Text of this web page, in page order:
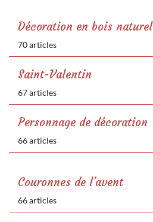
Décoration en bois naturel
70 articles
Saint-Valentin
67 articles
Personnage de décoration
66 articles
Couronnes de l'avent
66 articles